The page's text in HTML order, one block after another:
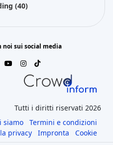
(40)
noi sui social media
Tutti i diritti riservati 2026
siamo
Termini e condizioni
privacy
Impronta Cookie